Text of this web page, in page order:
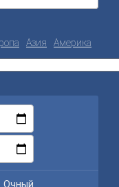
Азия Америка
Очный